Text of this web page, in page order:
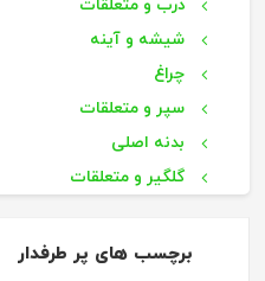
درب و متعلقات
شیشه و آینه
چراغ
سپر و متعلقات
بدنه اصلی
گلگیر و متعلقات
رینگ چرخ فابریکی
برچسب های پر طرفدار